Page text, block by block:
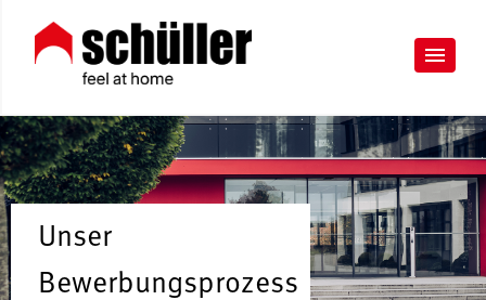
Unser
Bewerbungsprozess